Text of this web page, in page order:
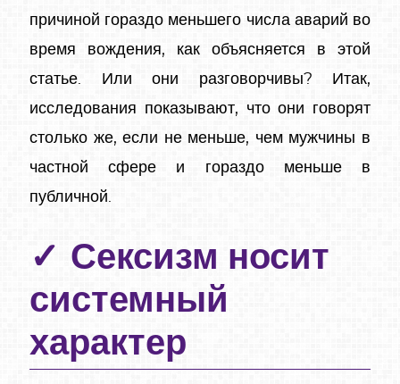
причиной гораздо меньшего числа аварий во
время вождения, как объясняется в этой
статье. Или они разговорчивы? Итак,
исследования показывают, что они говорят
столько же, если не меньше, чем мужчины в
частной сфере и гораздо меньше в
публичной.
Сексизм носит
системный
характер